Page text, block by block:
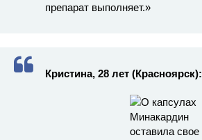
препарат выполняет.»
Кристина, 28 лет (Красноярск):